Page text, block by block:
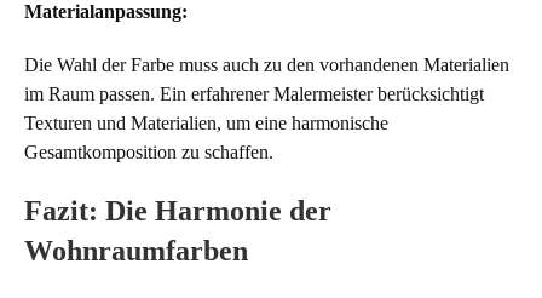
Materialanpassung:
Die Wahl der Farbe muss auch zu den vorhandenen Materialien
im Raum passen. Ein erfahrener Malermeister berücksichtigt
Texturen und Materialien, um eine harmonische
Gesamtkomposition zu schaffen.
Fazit: Die Harmonie der
Wohnraumfarben